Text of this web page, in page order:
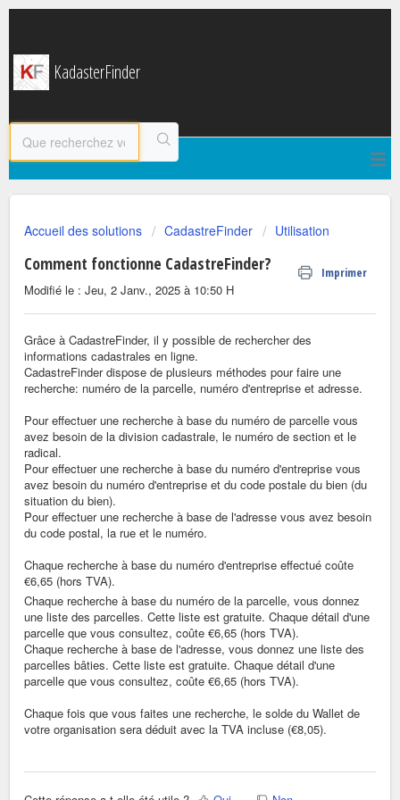
KadasterFinder
Accueil des solutions CadastreFinder Utilisation
Comment fonctionne CadastreFinder? Imprimer
Modifié le : Jeu, 2 Janv., 2025 à 10:50 H
Grâce à CadastreFinder, il y possible de rechercher des
informations cadastrales en ligne.
CadastreFinder dispose de plusieurs méthodes pour faire une
recherche: numéro de la parcelle, numéro d'entreprise et adresse.
Pour effectuer une recherche à base du numéro de parcelle vous
avez besoin de la division cadastrale, le numéro de section et le
radical.
Pour effectuer une recherche à base du numéro d'entreprise vous
avez besoin du numéro d'entreprise et du code postale du bien (du
situation du bien).
Pour effectuer une recherche à base de l'adresse vous avez besoin
du code postal, la rue et le numéro.
Chaque recherche à base du numéro d'entreprise effectué coûte
€6,65 (hors TVA).
Chaque recherche à base du numéro de la parcelle, vous donnez
une liste des parcelles. Cette liste est gratuite. Chaque détail d'une
parcelle que vous consultez, coûte €6,65 (hors TVA).
Chaque recherche à base de l'adresse, vous donnez une liste des
parcelles bâties. Cette liste est gratuite. Chaque détail d'une
parcelle que vous consultez, coûte €6,65 (hors TVA).
Chaque fois que vous faites une recherche, le solde du Wallet de
votre organisation sera déduit avec la TVA incluse (€8,05).